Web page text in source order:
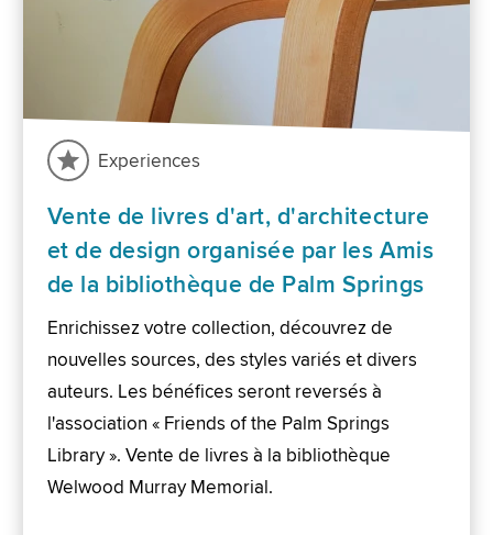
Experiences
Vente de livres d'art, d'architecture
et de design organisée par les Amis
de la bibliothèque de Palm Springs
Enrichissez votre collection, découvrez de
nouvelles sources, des styles variés et divers
auteurs. Les bénéfices seront reversés à
l'association « Friends of the Palm Springs
Library ». Vente de livres à la bibliothèque
Welwood Murray Memorial.